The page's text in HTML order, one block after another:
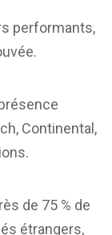
performants,
Continental,
de 75 % de
étrangers,